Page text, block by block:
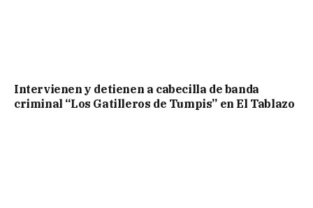
Intervienen y detienen a cabecilla de banda
criminal “Los Gatilleros de Tumpis” en El Tablazo